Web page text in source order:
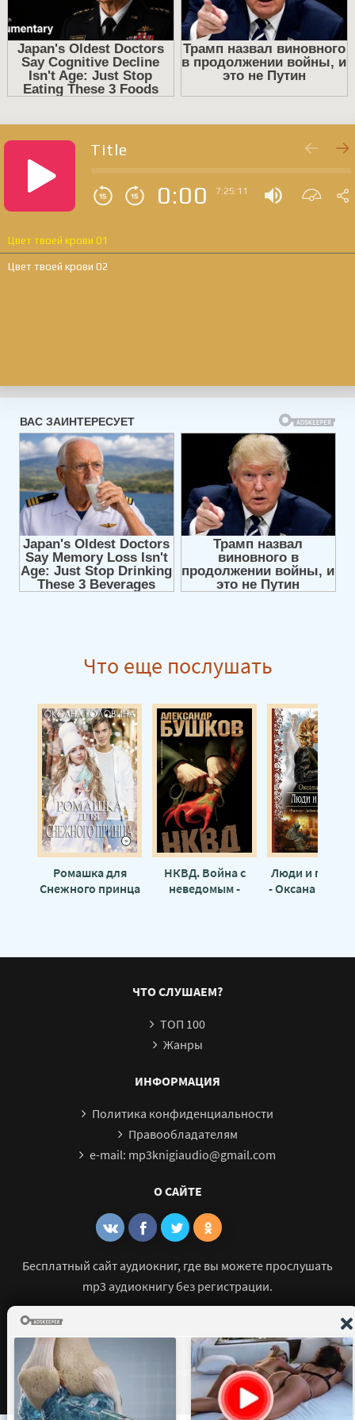
Title
0:00 7:25:11
Цвет твоей крови 01
Цвет твоей крови 02
Что еще послушать
Ромашка для
Снежного принца
НКВД. Война с
неведомым -
Люди и
- Оксана
ЧТО СЛУШАЕМ?
ТОП 100
Жанры
ИНФОРМАЦИЯ
Политика конфиденциальности
Правообладателям
e-mail: mp3knigiaudio@gmail.com
О САЙТЕ
Бесплатный сайт аудиокниг, где вы можете прослушать
mp3 аудиокнигу без регистрации.
© 2021 - 2026 mp3-knigi-audio.com Все права защищены